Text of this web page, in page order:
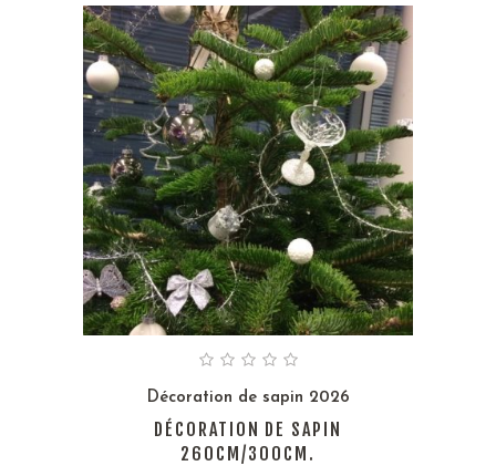
Décoration de sapin 2026
DÉCORATION DE SAPIN
260CM/300CM.